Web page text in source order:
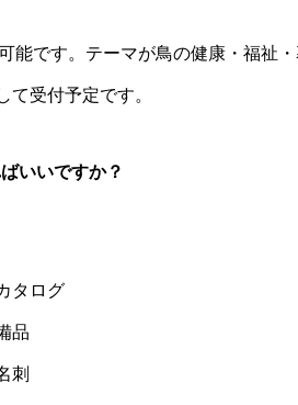
能です。テーマが鳥の健康・福祉
て受付予定です。
いいですか？
タログ
品
刺